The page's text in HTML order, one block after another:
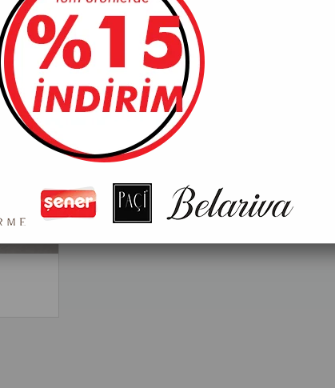
Marka PAÇİ
Fiyatları görebilmek için üye girişi
Tavsiye Et Yorum Yaz